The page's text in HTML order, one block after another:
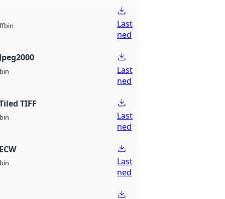
bin
Last
ned
bin
Last
ned
TIFF
bin
Last
ned
bin
Last
ned